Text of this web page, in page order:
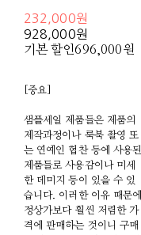
232,000원
928,000원
기본 할인696,000원
[중요]
샘플세일 제품들은 제품의
제작과정이나 룩북 촬영 또
는 연예인 협찬 등에 사용된
제품들로 사용감이나 미세
한 데미지 등이 있을 수 있
습니다. 이러한 이유 때문에
정상가보다 훨씬 저렴한 가
격에 판매하는 것이니 구매